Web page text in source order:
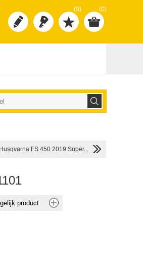
(0) (0)
Husqvarna FS 450 2019 Super...